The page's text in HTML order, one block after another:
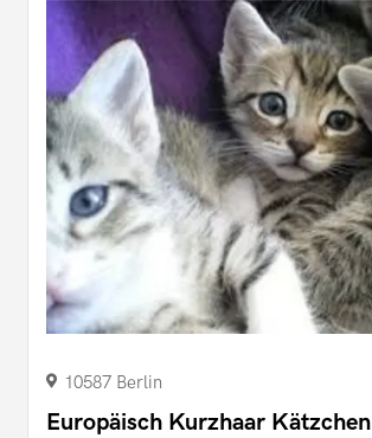
10587 Berlin
Europäisch Kurzhaar Kätzchen